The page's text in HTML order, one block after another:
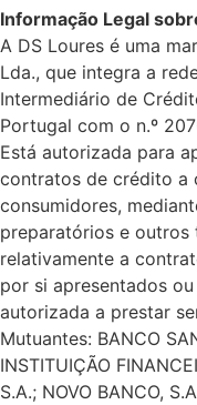
Informação Legal
A DS Loures é uma
Lda., que integra a
Intermediário de
Portugal com o n.º
Está autorizada para
contratos de crédito a
consumidores,
preparatórios e
relativamente a
por si apresentados
autorizada a prestar
Mutuantes: BANCO
INSTITUIÇÃO
S.A.; NOVO BANCO,